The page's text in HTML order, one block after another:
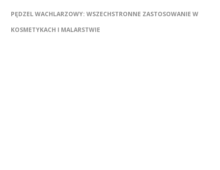
PĘDZEL WACHLARZOWY: WSZECHSTRONNE ZASTOSOWANIE W
KOSMETYKACH I MALARSTWIE